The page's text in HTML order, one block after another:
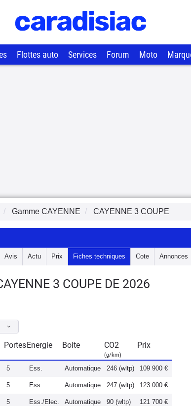
Flottes auto Services Forum Moto
Gamme CAYENNE CAYENNE 3 COUPE
Avis Actu Prix Fiches techniques Cote Annonces
3 COUPE DE 2026
PortesEnergie Boite CO2
(g/km)
Prix
5 Ess. Automatique 246 (wltp) 109 900 €
5 Ess. Automatique 247 (wltp) 123 000 €
5 Ess./Elec. Automatique 90 (wltp) 121 700 €